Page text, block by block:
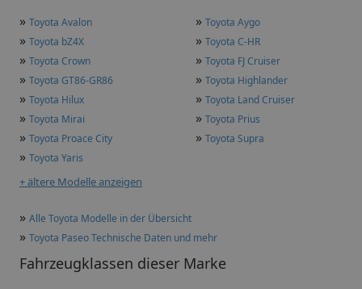
» Toyota Avalon » Toyota Aygo
» Toyota bZ4X » Toyota C-HR
» Toyota Crown » Toyota FJ Cruiser
» Toyota GT86-GR86 » Toyota Highlander
» Toyota Hilux » Toyota Land Cruiser
» Toyota Mirai » Toyota Prius
» Toyota Proace City » Toyota Supra
» Toyota Yaris
+ ältere Modelle anzeigen
» Alle Toyota Modelle in der Übersicht
» Toyota Paseo Technische Daten und mehr
Fahrzeugklassen dieser Marke